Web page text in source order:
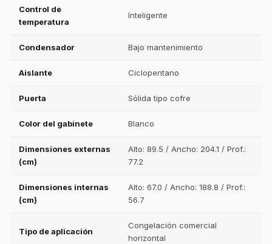
Control de
temperatura
Inteligente
Condensador Bajo mantenimiento
Aislante Ciclopentano
Puerta Sólida tipo cofre
Color del gabinete Blanco
Dimensiones externas
(cm)
Alto: 89.5 / Ancho: 204.1 / Prof.:
77.2
Dimensiones internas
(cm)
Alto: 67.0 / Ancho: 188.8 / Prof.:
56.7
Tipo de aplicación
Congelación comercial
horizontal